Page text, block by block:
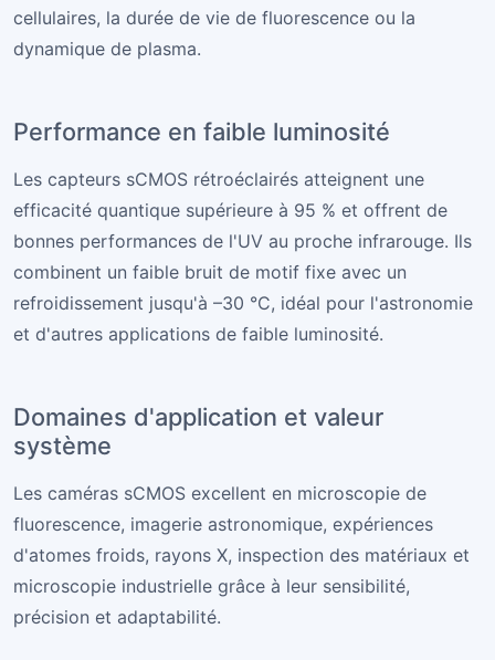
cellulaires, la durée de vie de fluorescence ou la
dynamique de plasma.
Performance en faible luminosité
Les capteurs sCMOS rétroéclairés atteignent une
efficacité quantique supérieure à 95 % et offrent de
bonnes performances de l'UV au proche infrarouge. Ils
combinent un faible bruit de motif fixe avec un
refroidissement jusqu'à –30 °C, idéal pour l'astronomie
et d'autres applications de faible luminosité.
Domaines d'application et valeur
système
Les caméras sCMOS excellent en microscopie de
fluorescence, imagerie astronomique, expériences
d'atomes froids, rayons X, inspection des matériaux et
microscopie industrielle grâce à leur sensibilité,
précision et adaptabilité.